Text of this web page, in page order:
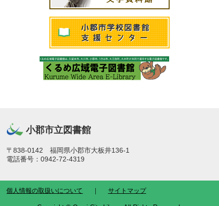
小郡市立図書館
〒838-0142 福岡県小郡市大板井136-1
電話番号：0942-72-4319
個人情報の取扱いについて サイトマップ